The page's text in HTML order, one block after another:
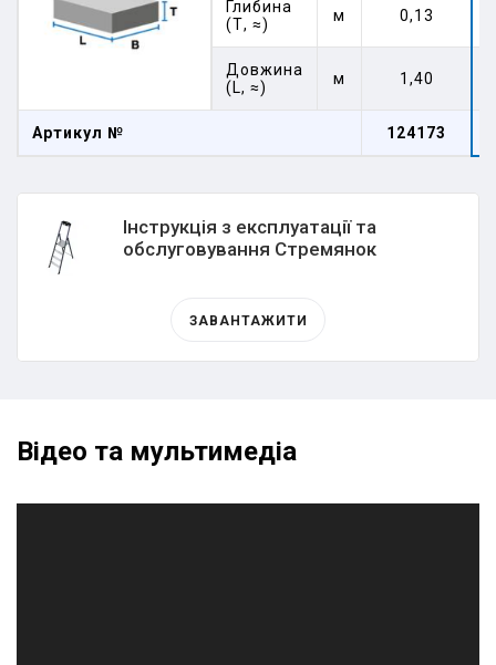
Артикул № 124173
Глибина
(Т, ≈)
м 0,13
Довжина
(L, ≈)
м 1,40
Інструкція з експлуатації та
обслуговування Стремянок
ЗАВАНТАЖИТИ
Відео та мультимедіа